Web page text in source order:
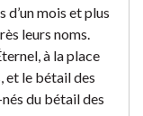
d’un mois et plus
leurs noms.
à la place
et le bétail des
du bétail des